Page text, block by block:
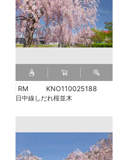
KNO110025188
日中線しだれ桜並木